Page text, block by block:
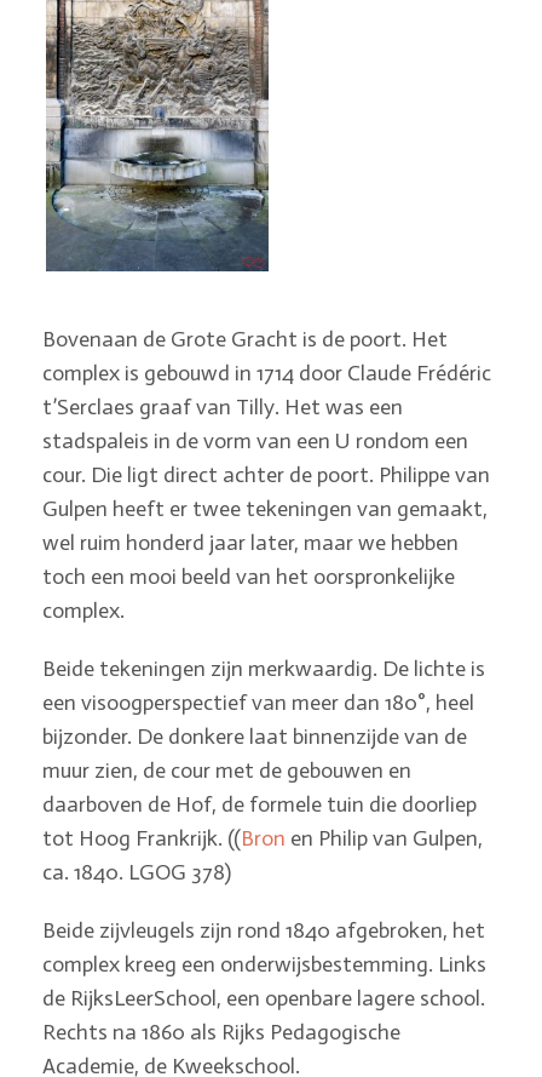
Bovenaan de Grote Gracht is de poort. Het
complex is gebouwd in 1714 door Claude Frédéric
t’Serclaes graaf van Tilly. Het was een
stadspaleis in de vorm van een U rondom een
cour. Die ligt direct achter de poort. Philippe van
Gulpen heeft er twee tekeningen van gemaakt,
wel ruim honderd jaar later, maar we hebben
toch een mooi beeld van het oorspronkelijke
complex.
Beide tekeningen zijn merkwaardig. De lichte is
een visoogperspectief van meer dan 180°, heel
bijzonder. De donkere laat binnenzijde van de
muur zien, de cour met de gebouwen en
daarboven de Hof, de formele tuin die doorliep
tot Hoog Frankrijk. ((Bron en Philip van Gulpen,
ca. 1840. LGOG 378)
Beide zijvleugels zijn rond 1840 afgebroken, het
complex kreeg een onderwijsbestemming. Links
de RijksLeerSchool, een openbare lagere school.
Rechts na 1860 als Rijks Pedagogische
Academie, de Kweekschool.